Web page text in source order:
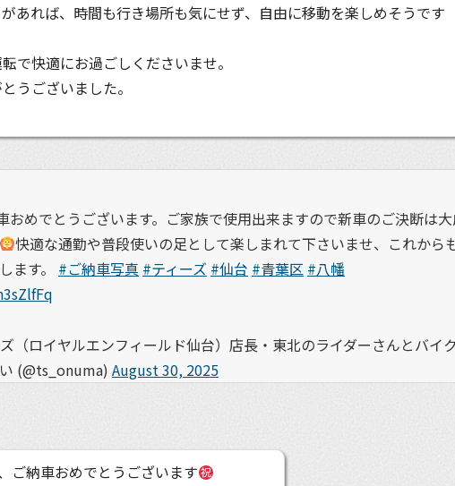
があれば、時間も行き場所も気にせず、自由に移動を楽しめそうです
で快適にお過ごしくださいませ。
うございました。
おめでとうございます。ご家族で使用出来ますので新車のご決断は
快適な通勤や普段使いの足として楽しまれて下さいませ、これから
ます。 #ご納車写真 #ティーズ #仙台 #青葉区 #八幡
（ロイヤルエンフィールド仙台）店長・東北のライダーさんとバイク
(@ts_onuma) August 30, 2025
ご納車おめでとうございます